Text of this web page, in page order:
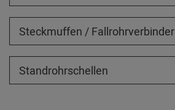
Steckmuffen / Fallrohrverbinder
Standrohrschellen